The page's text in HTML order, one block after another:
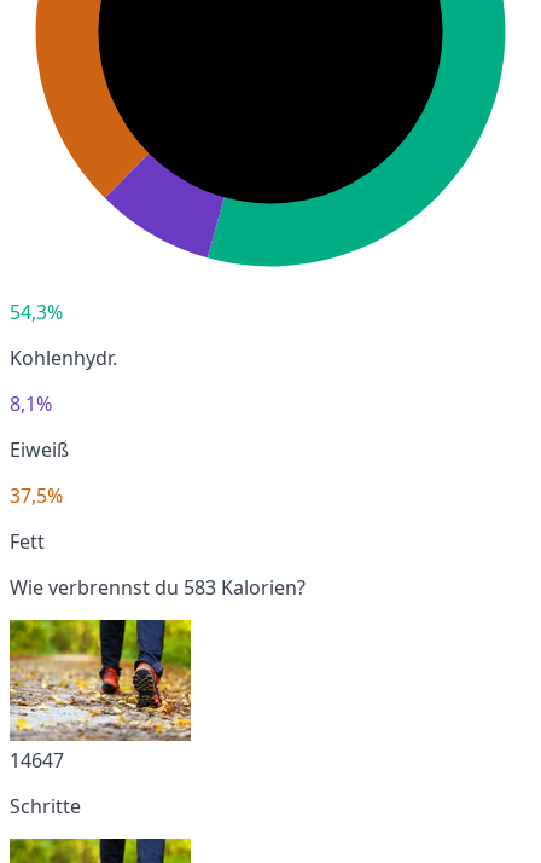
54,3%
Kohlenhydr.
8,1%
Eiweiß
37,5%
Fett
Wie verbrennst du 583 Kalorien?
14647
Schritte